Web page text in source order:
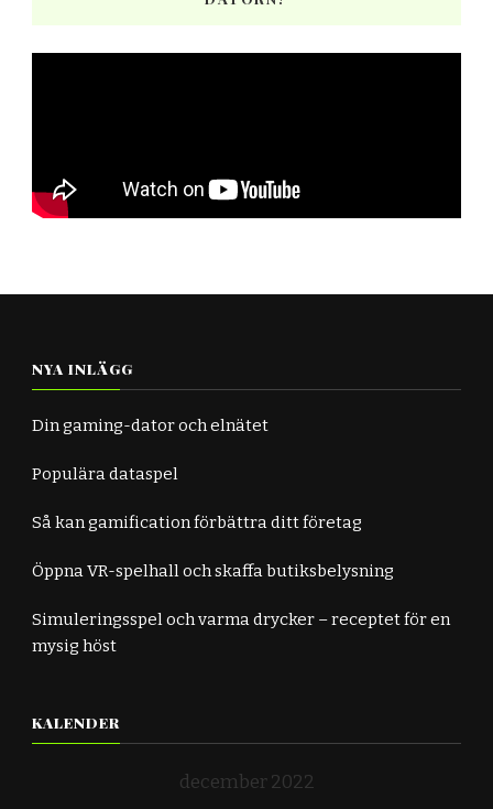
NYA INLÄGG
Din gaming-dator och elnätet
Populära dataspel
Så kan gamification förbättra ditt företag
Öppna VR-spelhall och skaffa butiksbelysning
Simuleringsspel och varma drycker – receptet för en
mysig höst
KALENDER
december 2022